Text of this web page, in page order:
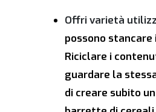
Offri varietà
possono
Riciclare i
guardare la
di creare subito